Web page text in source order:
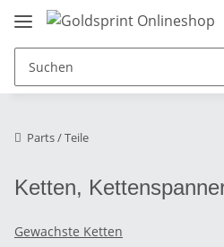
Parts / Teile
Ketten,
Gewachste Ketten